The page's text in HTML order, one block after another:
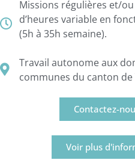
Missions régulières et/
d’heures variable en
(5h à 35h semaine).
Travail autonome aux
communes du canton de
Contactez-
Voir plus